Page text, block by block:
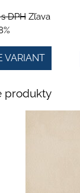
s DPH Zľava
VARIANT
produkty